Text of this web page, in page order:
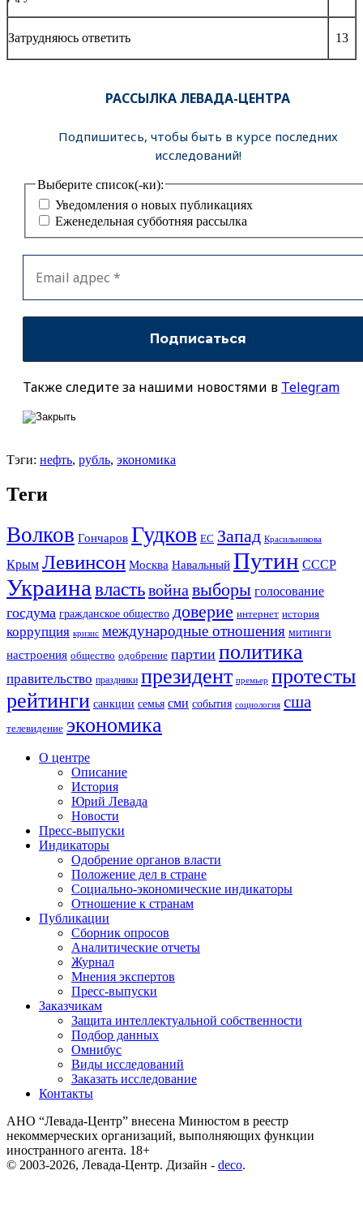
Затрудняюсь ответить 13
РАССЫЛКА ЛЕВАДА-ЦЕНТРА
Подпишитесь, чтобы быть в курсе последних
исследований!
Выберите список(-ки):
Уведомления о новых публикациях
Еженедельная субботняя рассылка
Также следите за нашими новостями в Telegram
Тэги: нефть, рубль, экономика
Теги
Волков Гончаров Гудков ЕС Запад Красильникова
Крым Левинсон Москва Навальный Путин СССР
Украина властьвойна выборы голосование
госдума гражданское общество доверие интернет история
коррупция кризис международные отношения митинги
настроения общество одобрение партии политика
правительство праздники президент премьер протесты
рейтинги санкции семья сми события социология сша
телевидение экономика
О центре
Описание
История
Юрий Левада
Новости
Пресс-выпуски
Индикаторы
Одобрение органов власти
Положение дел в стране
Социально-экономические индикаторы
Отношение к странам
Публикации
Сборник опросов
Аналитические отчеты
Журнал
Мнения экспертов
Пресс-выпуски
Заказчикам
Защита интеллектуальной собственности
Подбор данных
Омнибус
Виды исследований
Заказать исследование
Контакты
АНО “Левада-Центр” внесена Минюстом в реестр
некоммерческих организаций, выполняющих функции
иностранного агента. 18+
© 2003-2026, Левада-Центр. Дизайн - deco.